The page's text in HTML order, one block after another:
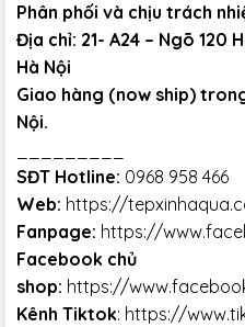
Phân phối và chịu trách
Địa chỉ: 21- A24 – Ngõ 120
Hà Nội
Giao hàng (now ship)
Nội.
SĐT Hotline: 0968 958 466
Web: https://
Fanpage: https://
Facebook chủ
shop: https://
Kênh Tiktok: https://